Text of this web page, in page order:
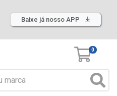
Baixe já nosso APP
0